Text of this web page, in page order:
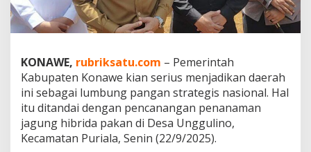
b
r
i
a
J
a
d
i
S
n
KONAWE, rubriksatu.com – Pemerintah
Kabupaten Konawe kian serius menjadikan daerah
ini sebagai lumbung pangan strategis nasional. Hal
itu ditandai dengan pencanangan penanaman
jagung hibrida pakan di Desa Unggulino,
Kecamatan Puriala, Senin (22/9/2025).